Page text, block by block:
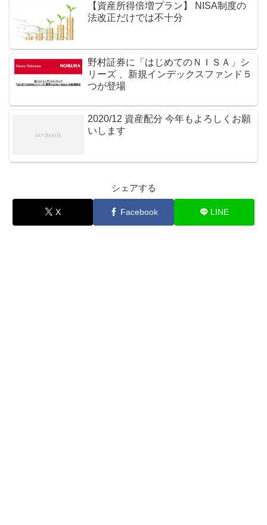
【資産所得倍増プラン】 NISA制度の
法改正だけでは不十分
野村証券に「はじめてのＮＩＳＡ」シ
リーズ 、新規インデックスファンド５
つが登場
2020/12 資産配分 今年もよろしくお願
いします
シェアする
X Facebook LINE